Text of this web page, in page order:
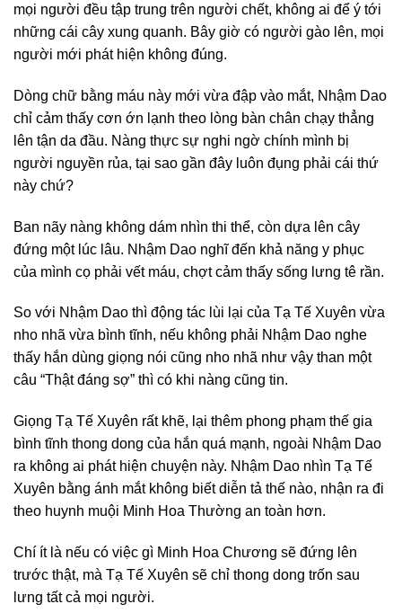
mọi người đều tập trung trên người chết, không ai để ý tới
những cái cây xung quanh. Bây giờ có người gào lên, mọi
người mới phát hiện không đúng.
Dòng chữ bằng máu này mới vừa đập vào mắt, Nhậm Dao
chỉ cảm thấy cơn ớn lạnh theo lòng bàn chân chạy thẳng
lên tận da đầu. Nàng thực sự nghi ngờ chính mình bị
người nguyền rủa, tại sao gần đây luôn đụng phải cái thứ
này chứ?
Ban nãy nàng không dám nhìn thi thể, còn dựa lên cây
đứng một lúc lâu. Nhậm Dao nghĩ đến khả năng y phục
của mình cọ phải vết máu, chợt cảm thấy sống lưng tê rần.
So với Nhậm Dao thì động tác lùi lại của Tạ Tế Xuyên vừa
nho nhã vừa bình tĩnh, nếu không phải Nhậm Dao nghe
thấy hắn dùng giọng nói cũng nho nhã như vậy than một
câu “Thật đáng sợ” thì có khi nàng cũng tin.
Giọng Tạ Tế Xuyên rất khẽ, lại thêm phong phạm thế gia
bình tĩnh thong dong của hắn quá mạnh, ngoài Nhậm Dao
ra không ai phát hiện chuyện này. Nhậm Dao nhìn Tạ Tế
Xuyên bằng ánh mắt không biết diễn tả thế nào, nhận ra đi
theo huynh muội Minh Hoa Thường an toàn hơn.
Chí ít là nếu có việc gì Minh Hoa Chương sẽ đứng lên
trước thật, mà Tạ Tế Xuyên sẽ chỉ thong dong trốn sau
lưng tất cả mọi người.